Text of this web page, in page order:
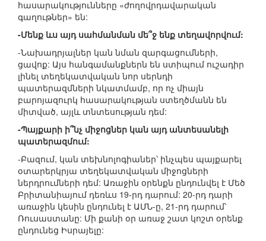
հասարակությունները «ժողովրդավարական
գաղութներ» են:
-Մենք ևս այդ սահմանման մե՞ջ ենք տեղավորվում:
-Նախադրյալներ կան նման զարգացումների,
ցավոք: Այս հանգամանքներն են ստիպում ուշադիր
լինել տեղեկատվական նոր սերնդի
պատերազմների նկատմամբ, որ ոչ միայն
բարոյազուրկ հասարակության ստեղծմանն են
միտված, այլև տնտեսության դեմ:
-Պայքարի ի՞նչ միջոցներ կան այդ անտեսանելի
պատերազմում:
-Բազում, կան տեխնոլոգիաներ՝ ինչպես պայքարել
օտարերկրյա տեղեկատվական միջոցների
ներդրումների դեմ: Առաջին օրենքն ընդունվել է Մեծ
Բրիտանիայում դեռևս 19-րդ դարում: 20-րդ դարի
առաջին կեսին ընդունել է ԱՄՆ-ը, 21-րդ դարում՝
Ռուսաստանը: Մի քանի օր առաջ շատ կոշտ օրենք
ընդունեց Իսրայելը: